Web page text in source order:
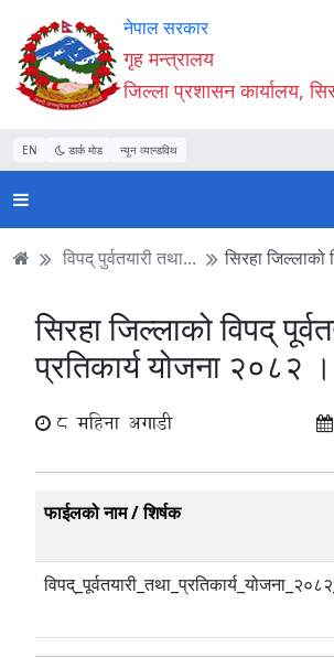
Accessibility
Mode
सुरु
गर्नुहोस्
सामाग्री
पढ्नुहाेस्
नेभिगेसन
पढ्नुहाेस्
वेबसाइट
खोजमा
जानुहोस्
नेपाल सरकार
गृह मन्त्रालय
जिल्ला प्रशासन कार्यालय,
EN डार्क मोड न्यून व्यान्डविथ
विपद् पुर्वतयारी तथा... सिरहा जिल्लाको
सिरहा जिल्लाको विपद्
प्रतिकार्य योजना २०८२ ।
8 महिना अगाडी
फाईलको नाम / शिर्षक